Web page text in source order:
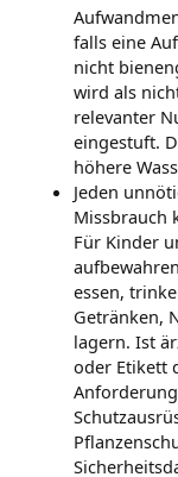
falls eine
nicht
wird als
relevanter
eingestuft.
höhere
Jeden
Missbrauch
Für Kinder
essen,
Getränken,
lagern. Ist
oder Etikett